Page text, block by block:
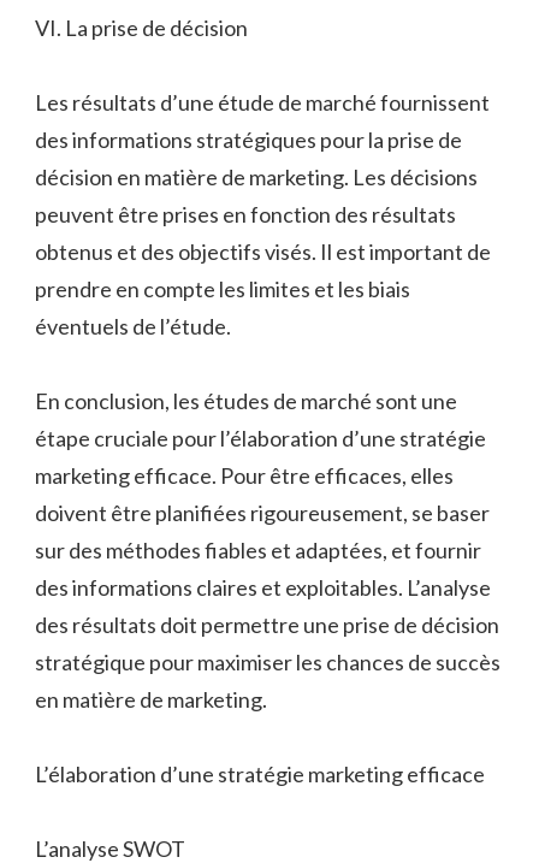
VI. La prise de décision
Les résultats d’une étude de marché fournissent
des informations stratégiques pour la prise de
décision en matière de marketing. Les décisions
peuvent être prises en fonction des résultats
obtenus et des objectifs visés. Il est important de
prendre en compte les limites et les biais
éventuels de l’étude.
En conclusion, les études de marché sont une
étape cruciale pour l’élaboration d’une stratégie
marketing efficace. Pour être efficaces, elles
doivent être planifiées rigoureusement, se baser
sur des méthodes fiables et adaptées, et fournir
des informations claires et exploitables. L’analyse
des résultats doit permettre une prise de décision
stratégique pour maximiser les chances de succès
en matière de marketing.
L’élaboration d’une stratégie marketing efficace
L’analyse SWOT